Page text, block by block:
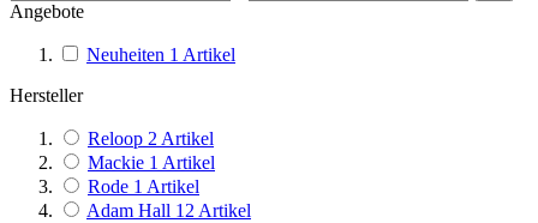
Angebote
Neuheiten 1 Artikel
Hersteller
Reloop 2 Artikel
Mackie 1 Artikel
Rode 1 Artikel
Adam Hall 12 Artikel